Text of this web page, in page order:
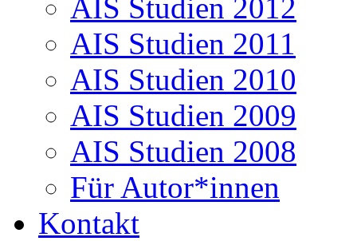
AIS Studien 2012
AIS Studien 2011
AIS Studien 2010
AIS Studien 2009
AIS Studien 2008
Für Autor*innen
Kontakt